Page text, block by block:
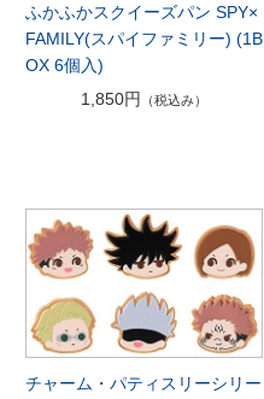
ふかふかスクイーズパン SPY×
FAMILY(スパイファミリー) (1B
OX 6個入)
1,850円
（税込み）
チャーム・パティスリーシリー